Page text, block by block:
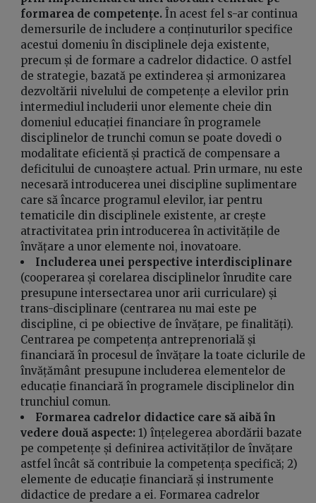
formarea de competențe. În acest fel s-ar continua
demersurile de includere a conținuturilor specifice
acestui domeniu în disciplinele deja existente,
precum și de formare a cadrelor didactice. O astfel
de strategie, bazată pe extinderea și armonizarea
dezvoltării nivelului de competențe a elevilor prin
intermediul includerii unor elemente cheie din
domeniul educației financiare în programele
disciplinelor de trunchi comun se poate dovedi o
modalitate eficientă și practică de compensare a
deficitului de cunoaștere actual. Prin urmare, nu este
necesară introducerea unei discipline suplimentare
care să încarce programul elevilor, iar pentru
tematicile din disciplinele existente, ar crește
atractivitatea prin introducerea în activitățile de
învățare a unor elemente noi, inovatoare.
Includerea unei perspective interdisciplinare
(cooperarea și corelarea disciplinelor înrudite care
presupune intersectarea unor arii curriculare) și
trans-disciplinare (centrarea nu mai este pe
discipline, ci pe obiective de învățare, pe finalități).
Centrarea pe competența antreprenorială și
financiară în procesul de învățare la toate ciclurile de
învățământ presupune includerea elementelor de
educație financiară în programele disciplinelor din
trunchiul comun.
Formarea cadrelor didactice care să aibă în
vedere două aspecte: 1) înțelegerea abordării bazate
pe competențe și definirea activităților de învățare
astfel încât să contribuie la competența specifică; 2)
elemente de educație financiară și instrumente
didactice de predare a ei. Formarea cadrelor